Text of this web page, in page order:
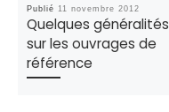
Publié11 novembre 2012
Quelques généralités
sur les ouvrages de
référence